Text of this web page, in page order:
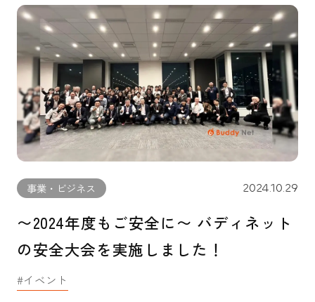
事業・ビジネス 2024.10.29
〜2024年度もご安全に〜 バディネット
の安全大会を実施しました！
イベント